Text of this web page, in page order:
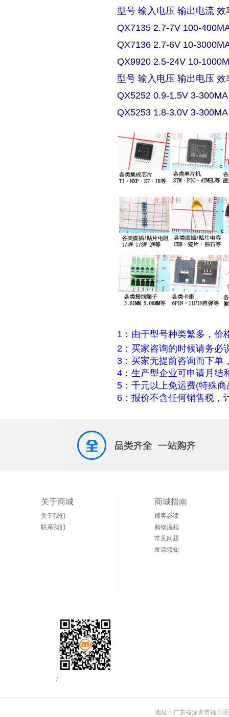
型号 输入电压 输出电流 效
QX7135 2.7-7V 100-
QX7136 2.7-6V 10-
QX9920 2.5-24V 10-
型号 输入电压 输出电压 效
QX5252 0.9-1.5V 3-
QX5253 1.8-3.0V 3-
1：由于型号种类繁多，价
2：买家咨询的时候请务必
3：买家无提前咨询而下单
4：生产型企业可申请月结
5：千元以上免运费(特殊
6：报价不含任何销售税，
关于商城
关于我们
联系我们
商城指南
顾客必读
购物流程
常见问题
发票须知
/
地址：广东省深圳市福田